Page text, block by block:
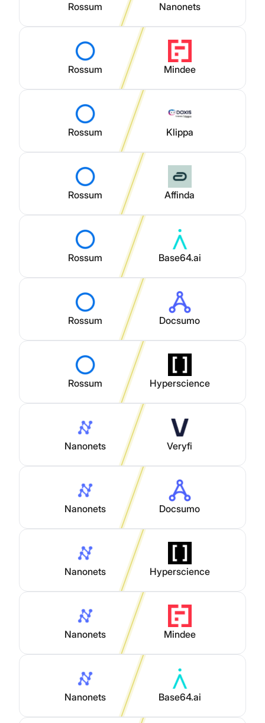
Rossum Nanonets
Rossum Mindee
Rossum Klippa
Rossum Affinda
Rossum Base64.ai
Rossum Docsumo
Rossum Hyperscience
Nanonets Veryfi
Nanonets Docsumo
Nanonets Hyperscience
Nanonets Mindee
Nanonets Base64.ai